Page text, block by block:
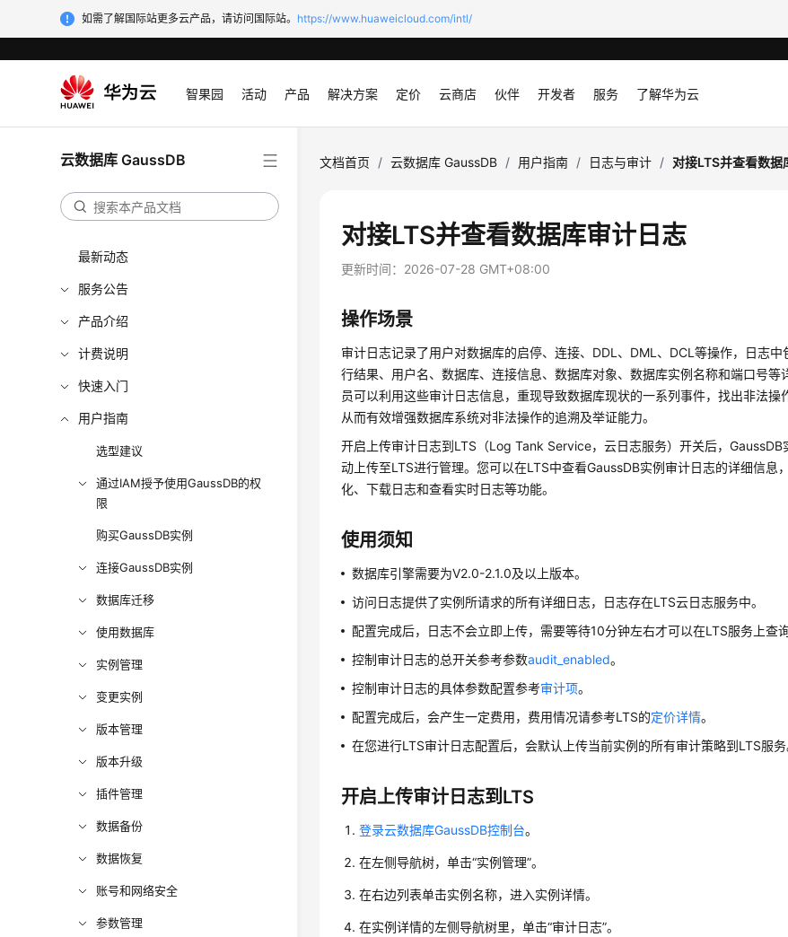
如需了解国际站更多云产品，请访问国际站。 https://www.huaweicloud.com/intl/
智果园 活动 产品 解决方案 定价 云商店 伙伴 开发者 服务 了解华为云
云数据库 GaussDB
最新动态
服务公告
产品介绍
计费说明
快速入门
用户指南
选型建议
通过IAM授予使用GaussDB的权
限
购买GaussDB实例
连接GaussDB实例
数据库迁移
使用数据库
实例管理
变更实例
版本管理
版本升级
插件管理
数据备份
数据恢复
账号和网络安全
参数管理
文档首页 / 云数据库 GaussDB / 用户指南 / 日志与审计 / 对接LTS并查看数据
对接LTS并查看数据库审计日志
更新时间： 2026-07-28 GMT+08:00
操作场景
审计日志记录了用户对数据库的启停、连接、DDL、DML、DCL等操作，日志中
行结果、用户名、数据库、连接信息、数据库对象、数据库实例名称和端口号等
员可以利用这些审计日志信息，重现导致数据库现状的一系列事件，找出非法操
从而有效增强数据库系统对非法操作的追溯及举证能力。
开启上传审计日志到LTS（Log Tank Service，云日志服务）开关后，GaussDB
动上传至LTS进行管理。您可以在LTS中查看GaussDB实例审计日志的详细信息
化、下载日志和查看实时日志等功能。
使用须知
数据库引擎需要为V2.0-2.1.0及以上版本。
访问日志提供了实例所请求的所有详细日志，日志存在LTS云日志服务中。
配置完成后，日志不会立即上传，需要等待10分钟左右才可以在LTS服务上查询
控制审计日志的总开关参考参数audit_enabled。
控制审计日志的具体参数配置参考审计项。
配置完成后，会产生一定费用，费用情况请参考LTS的定价详情。
在您进行LTS审计日志配置后，会默认上传当前实例的所有审计策略到LTS服务
开启上传审计日志到LTS
登录云数据库GaussDB控制台。
在左侧导航树，单击“实例管理”。
在右边列表单击实例名称，进入实例详情。
在实例详情的左侧导航树里，单击“审计日志”。